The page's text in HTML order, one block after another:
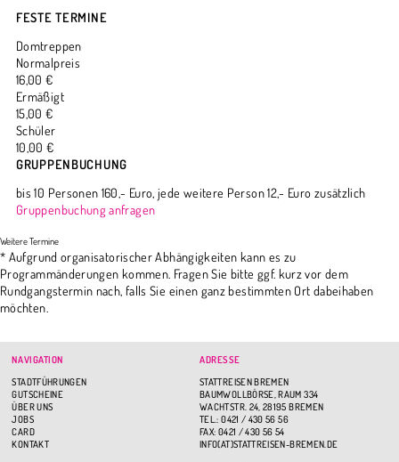
FESTE TERMINE
Domtreppen
Normalpreis
16,00 €
Ermäßigt
15,00 €
Schüler
10,00 €
GRUPPENBUCHUNG
bis 10 Personen 160,- Euro, jede weitere Person 12,- Euro zusätzlich
Gruppenbuchung anfragen
* Aufgrund organisatorischer Abhängigkeiten kann es zu
Programmänderungen kommen. Fragen Sie bitte ggf. kurz vor dem
Rundgangstermin nach, falls Sie einen ganz bestimmten Ort dabeihaben
möchten.
NAVIGATION
STADTFÜHRUNGEN
GUTSCHEINE
ÜBER UNS
JOBS
CARD
KONTAKT
ADRESSE
STATTREISEN BREMEN
BAUMWOLLBÖRSE, RAUM 334
WACHTSTR. 24, 28195 BREMEN
TEL.: 0421 / 430 56 56
FAX: 0421 / 430 56 54
INFO(AT)STATTREISEN-BREMEN.DE